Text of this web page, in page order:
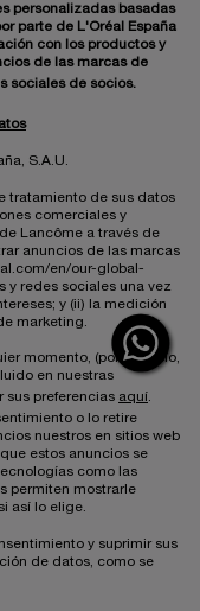
personalizadas basadas
parte de L'Oréal España
con los productos y
de las marcas de
sociales de socios.
S.A.U.
tratamiento de sus datos
comerciales y
Lancôme a través de
anuncios de las marcas
en/our-global-
y redes sociales una vez
y (ii) la medición
marketing.
momento, (por ejemplo,
en nuestras
sus preferencias aquí
o lo retire
nuestros en sitios web
estos anuncios se
como las
permiten mostrarle
así lo elige.
y suprimir sus
de datos, como se